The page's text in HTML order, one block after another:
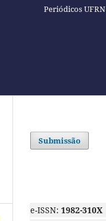
Periódicos UFRN
Submissão
e-ISSN: 1982-310X